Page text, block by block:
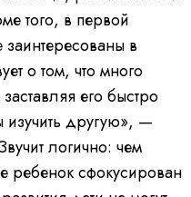
того, в первой
в
о том, что много
его быстро
изучить другую», —
логично: чем
ребенок сфокусирован